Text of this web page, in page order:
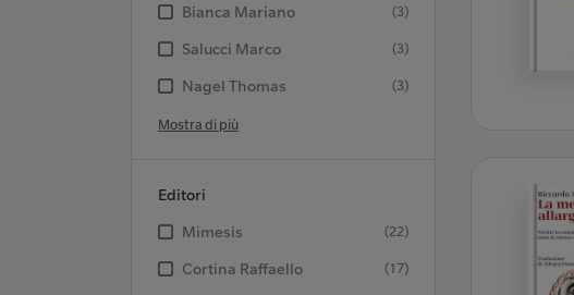
Bianca Mariano (3)
Salucci Marco (3)
Nagel Thomas (3)
Mostra di più
Editori
Mimesis
(22)
Cortina Raffaello (17)